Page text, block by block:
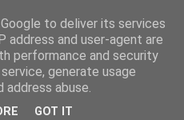
to deliver its services
address and user-agent are
performance and security
generate usage
abuse.
GOT IT